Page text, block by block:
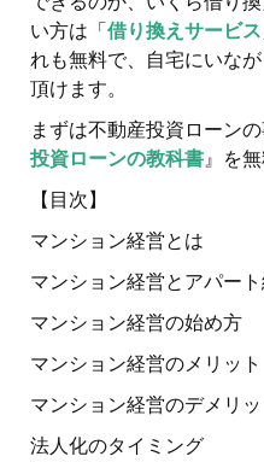
い方は「 借り換えサービス
れも無料で、自宅にいな
頂けます。
まずは不動産投資ローン
投資ローンの教科書』を
【目次】
マンション経営とは
マンション経営とアパー
マンション経営の始め方
マンション経営のメリット
マンション経営のデメリッ
法人化のタイミング